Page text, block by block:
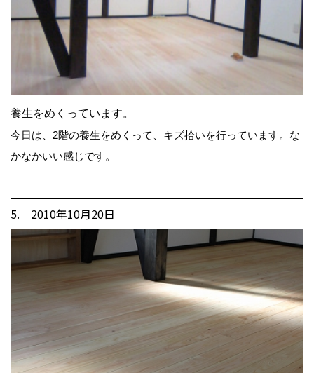
養生をめくっています。
今日は、2階の養生をめくって、キズ拾いを行っています。な
かなかいい感じです。
5. 2010年10月20日